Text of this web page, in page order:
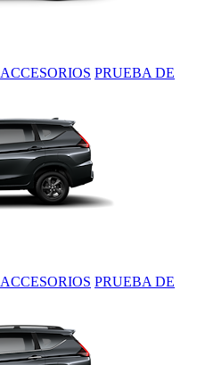
ACCESORIOS PRUEBA DE
ACCESORIOS PRUEBA DE